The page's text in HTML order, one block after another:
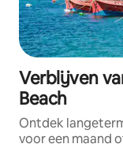
Verblijven
Beach
Ontdek
voor een maand